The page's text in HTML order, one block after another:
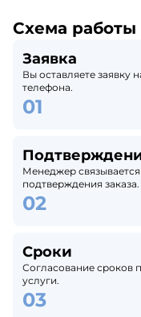
Схема работы
Заявка
Вы оставляете заявку
телефона.
Менеджер
подтверждения заказа.
Сроки
Согласование сроков
услуги.